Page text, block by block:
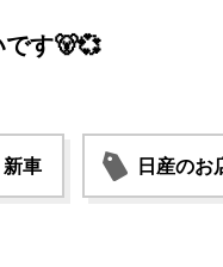
す🐻💞
新車 日産のお